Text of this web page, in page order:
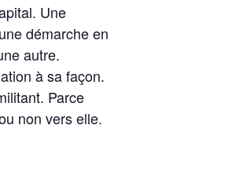
Une
démarche en
autre.
à sa façon.
Parce
non vers elle.